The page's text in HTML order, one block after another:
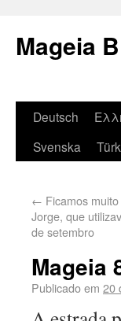
Mageia
Deutsch
Svenska
← Ficamos
Jorge, que
de setembro
Mageia
Publicado em 20